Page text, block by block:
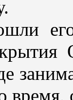
время,